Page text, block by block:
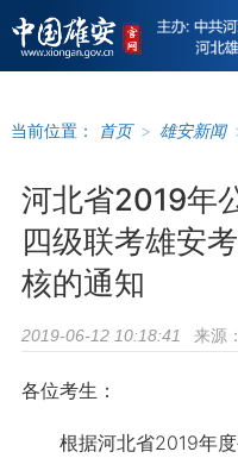
当前位置： 首页 > 雄安新闻
河北省2019年
四级联考雄安
核的通知
2019-06-12 10:18:41 来源：
各位考生：
根据河北省2019年度